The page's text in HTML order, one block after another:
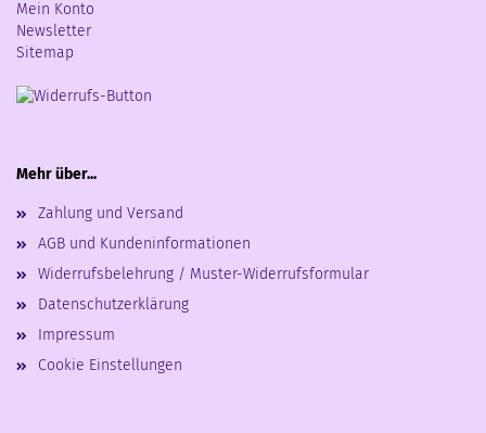
Mein Konto
Newsletter
Sitemap
Mehr über...
Zahlung und Versand
AGB und Kundeninformationen
Widerrufsbelehrung / Muster-Widerrufsformular
Datenschutzerklärung
Impressum
Cookie Einstellungen